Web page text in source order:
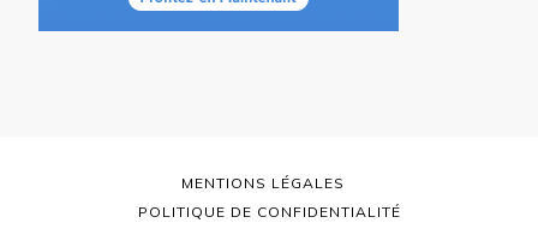
MENTIONS LÉGALES
POLITIQUE DE CONFIDENTIALITÉ